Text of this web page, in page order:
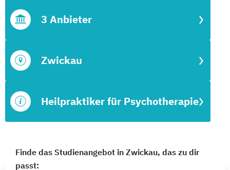
Heilpraktiker für Psychotherapie
Zwickau
3 Anbieter
Finde das Studienangebot in Zwickau, das zu dir
passt: